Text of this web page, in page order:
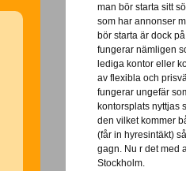
man bör starta sitt
som har annonser
bör starta är dock
fungerar nämligen
lediga kontor eller
av flexibla och
fungerar ungefär
kontorsplats nyttjas
den vilket kommer
(får in hyresintäkt)
gagn. Nu r det med
Stockholm.